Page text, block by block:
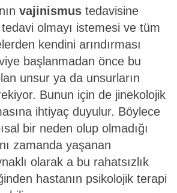
vajinismus tedavisine
tedavi olmayı istemesi ve tüm
kendini arındırması
başlanmadan önce bu
unsur ya da unsurların
Bunun için de jinekolojik
ihtiyaç duyulur. Böylece
bir neden olup olmadığı
zamanda yaşanan
olarak a bu rahatsızlık
hastanın psikolojik terapi